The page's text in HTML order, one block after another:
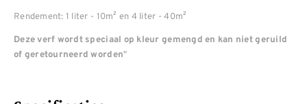
Rendement: 1 liter - 10m² en 4 liter - 40m²
Deze verf wordt speciaal op kleur gemengd en kan niet geruild
of geretourneerd worden"